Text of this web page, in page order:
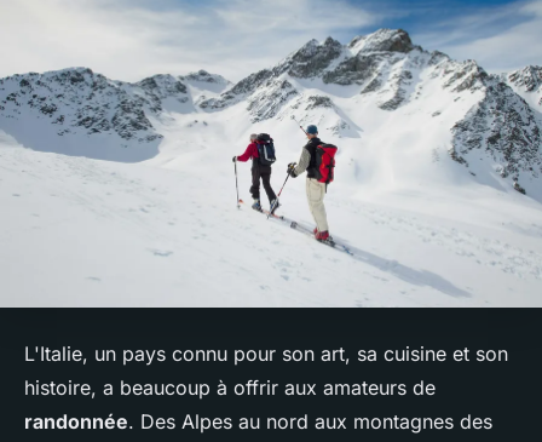
L'Italie, un pays connu pour son art, sa cuisine et son
histoire, a beaucoup à offrir aux amateurs de
randonnée. Des Alpes au nord aux montagnes des